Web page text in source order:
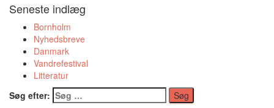
Seneste indlæg
Bornholm
Nyhedsbreve
Danmark
Vandrefestival
Litteratur
Søg efter: